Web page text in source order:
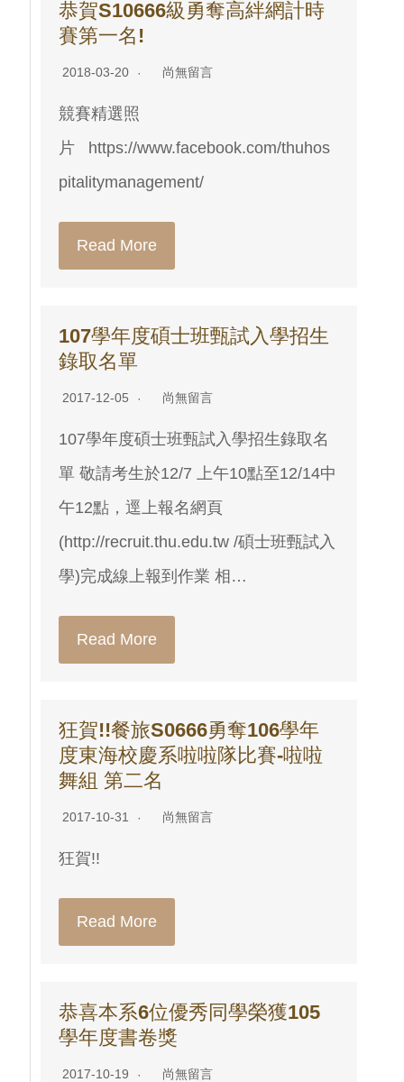
恭賀S10666級勇奪高絆網計時
賽第一名!
2018-03-20 尚無留言
競賽精選照
片 https://www.facebook.com/thuhos
pitalitymanagement/
Read More
107學年度碩士班甄試入學招生
錄取名單
2017-12-05 尚無留言
107學年度碩士班甄試入學招生錄取名
單 敬請考生於12/7 上午10點至12/14中
午12點，逕上報名網頁
(http://recruit.thu.edu.tw /碩士班甄試入
學)完成線上報到作業 相…
Read More
狂賀!!餐旅S0666勇奪106學年
度東海校慶系啦啦隊比賽-啦啦
舞組 第二名
2017-10-31 尚無留言
狂賀!!
Read More
恭喜本系6位優秀同學榮獲105
學年度書卷獎
2017-10-19 尚無留言